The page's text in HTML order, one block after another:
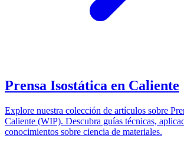
Prensa Isostática en Caliente
Explore nuestra colección de artículos sobre
Caliente (WIP). Descubra guías técnicas,
conocimientos sobre ciencia de materiales.